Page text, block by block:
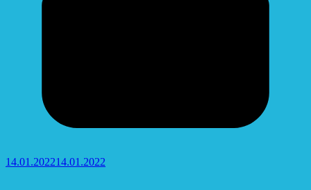
14.01.202214.01.2022